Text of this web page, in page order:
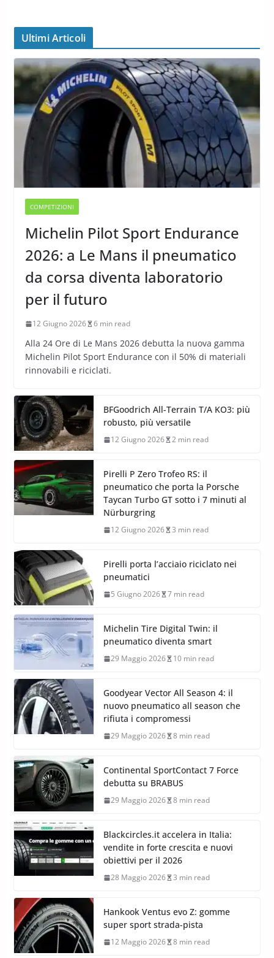
Ultimi Articoli
COMPETIZIONI
Michelin Pilot Sport Endurance
2026: a Le Mans il pneumatico
da corsa diventa laboratorio
per il futuro
12 Giugno 2026 6 min read
Alla 24 Ore di Le Mans 2026 debutta la nuova gamma
Michelin Pilot Sport Endurance con il 50% di materiali
rinnovabili e riciclati.
BFGoodrich All-Terrain T/A KO3: più
robusto, più versatile
12 Giugno 2026 2 min read
Pirelli P Zero Trofeo RS: il
pneumatico che porta la Porsche
Taycan Turbo GT sotto i 7 minuti al
Nürburgring
12 Giugno 2026 3 min read
Pirelli porta l’acciaio riciclato nei
pneumatici
5 Giugno 2026 7 min read
Michelin Tire Digital Twin: il
pneumatico diventa smart
29 Maggio 2026 10 min read
Goodyear Vector All Season 4: il
nuovo pneumatico all season che
rifiuta i compromessi
29 Maggio 2026 8 min read
Continental SportContact 7 Force
debutta su BRABUS
29 Maggio 2026 8 min read
Blackcircles.it accelera in Italia:
vendite in forte crescita e nuovi
obiettivi per il 2026
28 Maggio 2026 3 min read
Hankook Ventus evo Z: gomme
super sport strada-pista
12 Maggio 2026 8 min read